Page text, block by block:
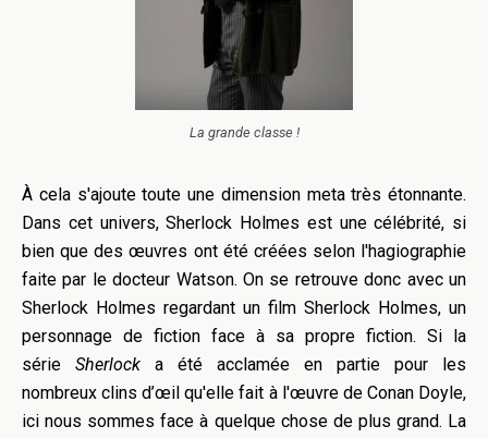
La grande classe !
À cela s'ajoute toute une dimension meta très étonnante.
Dans cet univers, Sherlock Holmes est unecélébrité, si
bien que des œuvres ont été créées selon l'hagiographie
faite par le docteur Watson. On se retrouve donc avec un
Sherlock Holmes regardant un film Sherlock Holmes, un
personnage de fiction face à sa propre fiction. Si la
série Sherlock a été acclamée en partie pour les
nombreux clins d’œil qu'elle fait à l'œuvre de Conan Doyle,
ici nous sommes face à quelque chose de plus grand. La